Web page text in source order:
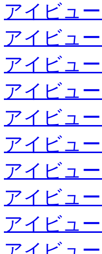
アイビュ
アイビュ
アイビュ
アイビュ
アイビュ
アイビュ
アイビュ
アイビュ
アイビュ